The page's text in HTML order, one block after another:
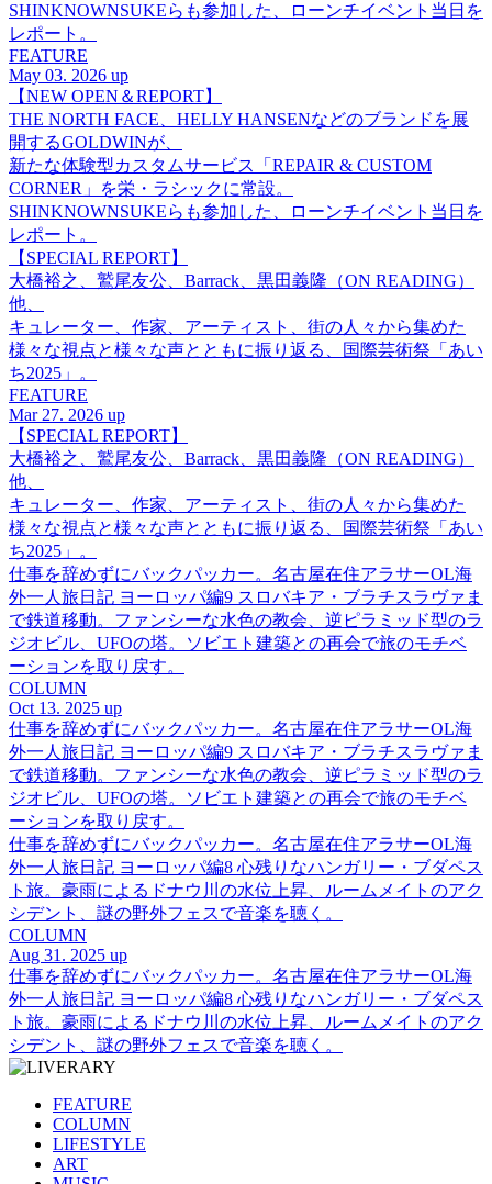
SHINKNOWNSUKEらも参加した、ローンチイベント当日を
レポート。
FEATURE
May 03. 2026 up
【NEW OPEN＆REPORT】
THE NORTH FACE、HELLY HANSENなどのブランドを展
開するGOLDWINが、
新たな体験型カスタムサービス「REPAIR & CUSTOM
CORNER」を栄・ラシックに常設。
SHINKNOWNSUKEらも参加した、ローンチイベント当日を
レポート。
【SPECIAL REPORT】
大橋裕之、鷲尾友公、Barrack、黒田義隆（ON READING）
他、
キュレーター、作家、アーティスト、街の人々から集めた
様々な視点と様々な声とともに振り返る、国際芸術祭「あい
ち2025」。
FEATURE
Mar 27. 2026 up
【SPECIAL REPORT】
大橋裕之、鷲尾友公、Barrack、黒田義隆（ON READING）
他、
キュレーター、作家、アーティスト、街の人々から集めた
様々な視点と様々な声とともに振り返る、国際芸術祭「あい
ち2025」。
仕事を辞めずにバックパッカー。名古屋在住アラサーOL海
外一人旅日記 ヨーロッパ編9 スロバキア・ブラチスラヴァま
で鉄道移動。ファンシーな水色の教会、逆ピラミッド型のラ
ジオビル、UFOの塔。ソビエト建築との再会で旅のモチベ
ーションを取り戻す。
COLUMN
Oct 13. 2025 up
仕事を辞めずにバックパッカー。名古屋在住アラサーOL海
外一人旅日記 ヨーロッパ編9 スロバキア・ブラチスラヴァま
で鉄道移動。ファンシーな水色の教会、逆ピラミッド型のラ
ジオビル、UFOの塔。ソビエト建築との再会で旅のモチベ
ーションを取り戻す。
仕事を辞めずにバックパッカー。名古屋在住アラサーOL海
外一人旅日記 ヨーロッパ編8 心残りなハンガリー・ブダペス
ト旅。豪雨によるドナウ川の水位上昇、ルームメイトのアク
シデント、謎の野外フェスで音楽を聴く。
COLUMN
Aug 31. 2025 up
仕事を辞めずにバックパッカー。名古屋在住アラサーOL海
外一人旅日記 ヨーロッパ編8 心残りなハンガリー・ブダペス
ト旅。豪雨によるドナウ川の水位上昇、ルームメイトのアク
シデント、謎の野外フェスで音楽を聴く。
FEATURE
COLUMN
LIFESTYLE
ART